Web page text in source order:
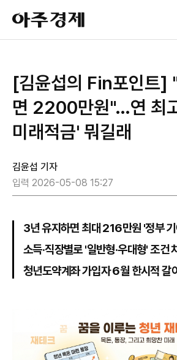
아
주
경
[김윤섭의 Fin포인트]
면 2200만원"…연 최
미래적금' 뭐길래
김윤섭 기자
입력 2026-05-08 15:27
3년 유지하면 최대 216만원 '정부
소득·직장별로 '일반형·우대형' 조건
청년도약계좌 가입자 6월 한시적 갈